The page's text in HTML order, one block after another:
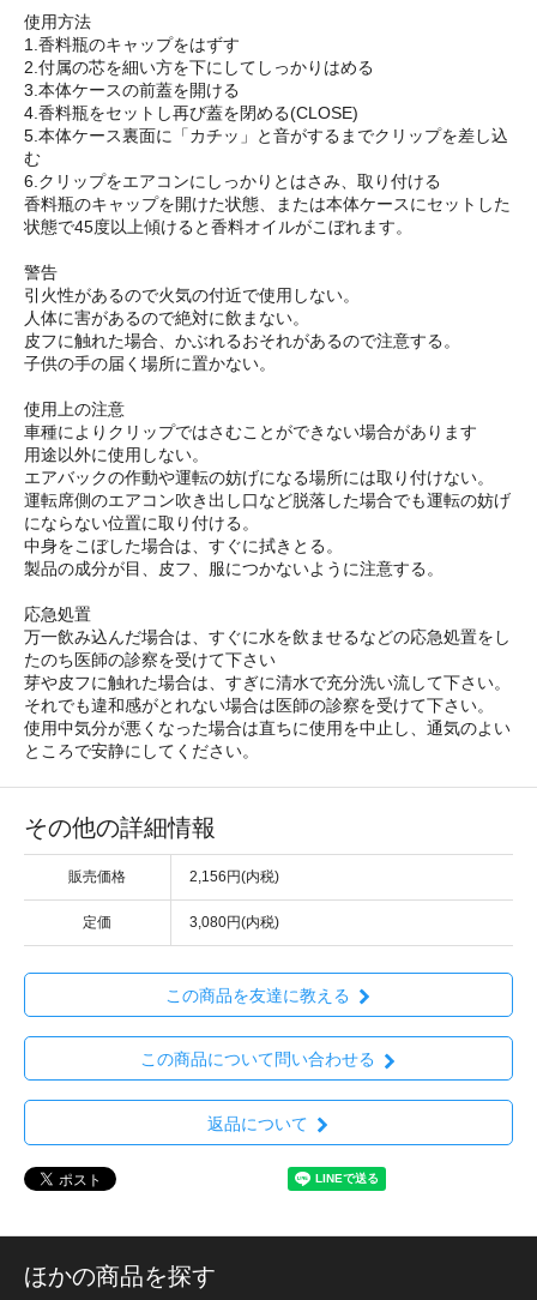
使用方法
1.香料瓶のキャップをはずす
2.付属の芯を細い方を下にしてしっかりはめる
3.本体ケースの前蓋を開ける
4.香料瓶をセットし再び蓋を閉める(CLOSE)
5.本体ケース裏面に「カチッ」と音がするまでクリップを差し込
む
6.クリップをエアコンにしっかりとはさみ、取り付ける
香料瓶のキャップを開けた状態、または本体ケースにセットした
状態で45度以上傾けると香料オイルがこぼれます。
警告
引火性があるので火気の付近で使用しない。
人体に害があるので絶対に飲まない。
皮フに触れた場合、かぶれるおそれがあるので注意する。
子供の手の届く場所に置かない。
使用上の注意
車種によりクリップではさむことができない場合があります
用途以外に使用しない。
エアバックの作動や運転の妨げになる場所には取り付けない。
運転席側のエアコン吹き出し口など脱落した場合でも運転の妨げ
にならない位置に取り付ける。
中身をこぼした場合は、すぐに拭きとる。
製品の成分が目、皮フ、服につかないように注意する。
応急処置
万一飲み込んだ場合は、すぐに水を飲ませるなどの応急処置をし
たのち医師の診察を受けて下さい
芽や皮フに触れた場合は、すぎに清水で充分洗い流して下さい。
それでも違和感がとれない場合は医師の診察を受けて下さい。
使用中気分が悪くなった場合は直ちに使用を中止し、通気のよい
ところで安静にしてください。
その他の詳細情報
販売価格 2,156円(内税)
定価 3,080円(内税)
この商品を友達に教える
この商品について問い合わせる
返品について
ほかの商品を探す